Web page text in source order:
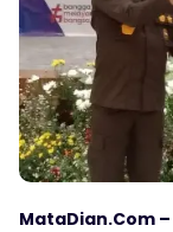
MataDian.Com –